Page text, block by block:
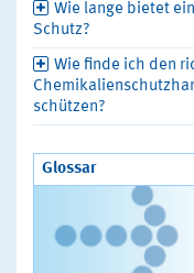
Wie lange bietet
Schutz?
Wie finde ich den
schützen?
Glossar